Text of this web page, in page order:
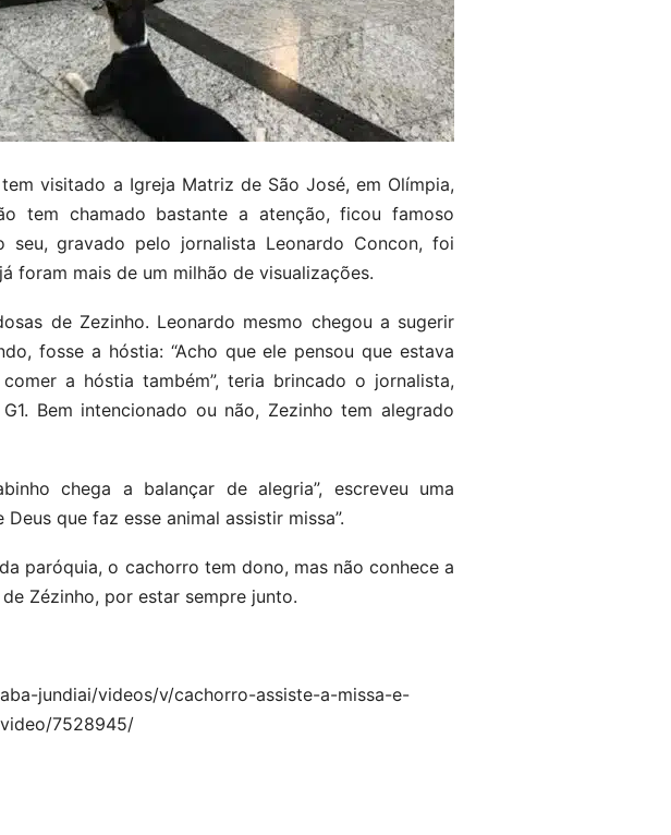
visitado a Igreja Matriz de São José, em Olímpia,
tem chamado bastante a atenção, ficou famoso
seu, gravado pelo jornalista Leonardo Concon, foi
foram mais de um milhão de visualizações.
de Zezinho. Leonardo mesmo chegou a sugerir
fosse a hóstia: “Acho que ele pensou que estava
a hóstia também”, teria brincado o jornalista,
Bem intencionado ou não, Zezinho tem alegrado
chega a balançar de alegria”, escreveu uma
que faz esse animal assistir missa”.
paróquia, o cachorro tem dono, mas não conhece a
Zézinho, por estar sempre junto.
jundiai/videos/v/cachorro-assiste-a-missa-e-
7528945/